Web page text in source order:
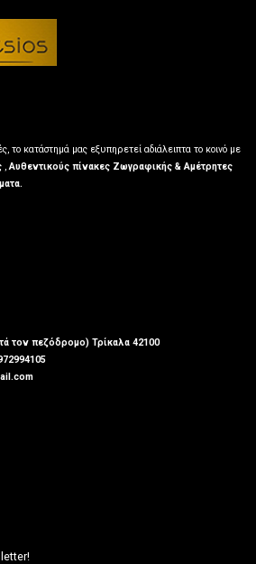
το κατάστημά μας εξυπηρετεί αδιάλειπτα το κοινό με
,Αυθεντικούς πίνακες Ζωγραφικής & Αμέτρητες
τον πεζόδρομο) Τρίκαλα 42100